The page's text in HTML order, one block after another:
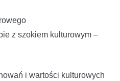
z szokiem kulturowym –
i wartości kulturowych